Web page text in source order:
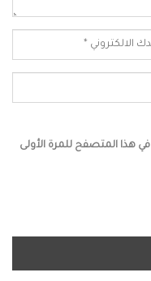
هذا المتصفح للمرة الأولى